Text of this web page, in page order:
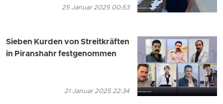
25 Januar 2025 00:53
Sieben Kurden von Streitkräften
in Piranshahr festgenommen
21 Januar 2025 22:34